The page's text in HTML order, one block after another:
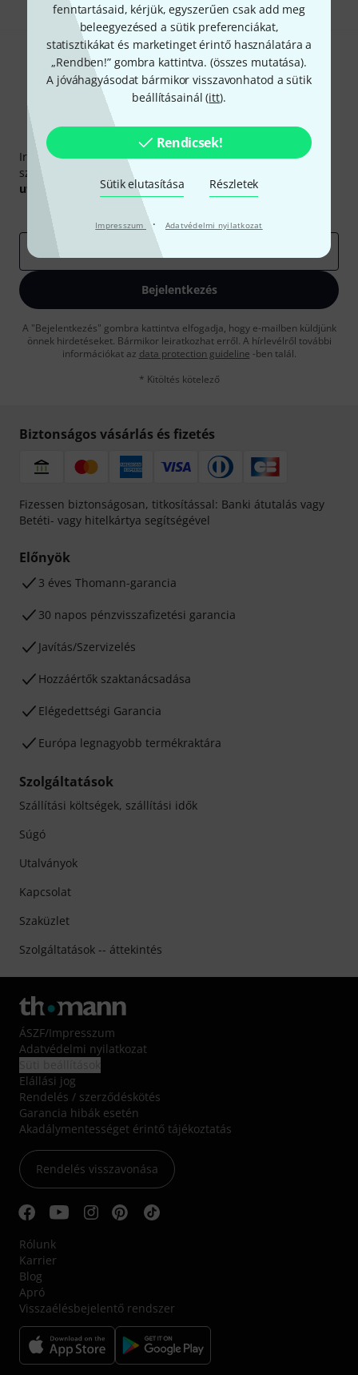
fenntartásaid, kérjük, egyszerűen csak add meg
beleegyezésed a sütik preferenciákat,
statisztikákat és marketinget érintő használatára a
„Rendben!” gombra kattintva. (összes mutatása).
A jóváhagyásodat bármikor visszavonhatod a sütik
beállításainál (itt).
Rendicsek!
Sütik elutasítása Részletek
Impresszum · Adatvédelmi nyilatkozat
Thomann hírlevél
Iratkozz fel a Thomann angol nyelvű hírlevelére, és kis
szerencsével megnyerheted a
utalvány
egyikét.
Inspiráló gondolatok
e-mail cím
Bejelentkezés
A "Bejelentkezés" gombra kattintva elfogadja, hogy e-mailben küldjünk
önnek hirdetéseket. Bármikor leiratkozhat erről. A hírlevélről további
információkat az data protection guideline -ben talál.
* Kitöltés kötelező
Biztonságos vásárlás és fizetés
Fizessen biztonságosan, titkosítással: Banki átutalás vagy
Betéti- vagy hitelkártya segítségével
Előnyök
3 éves Thomann-garancia
30 napos pénzvisszafizetési garancia
Javítás/Szervizelés
Hozzáértők szaktanácsadása
Elégedettségi Garancia
Európa legnagyobb termékraktára
Szolgáltatások
Szállítási költségek, szállítási idők
Súgó
Utalványok
Kapcsolat
Szaküzlet
Szolgáltatások -- áttekintés
ÁSZF/Impresszum
Adatvédelmi nyilatkozat
Elállási jog
Rendelés / szerződéskötés
Garancia hibák esetén
Akadálymentességet érintő tájékoztatás
Rendelés visszavonása
Rólunk
Karrier
Blog
Apró
Visszaélésbejelentő rendszer